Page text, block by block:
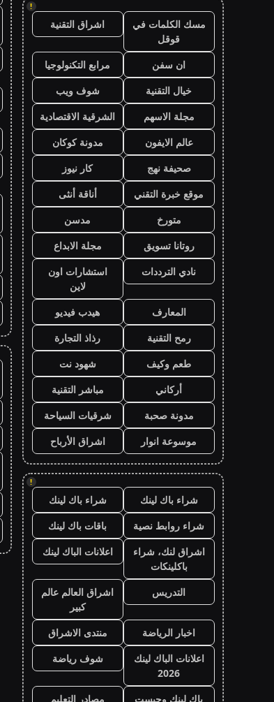
!
مسك الكلمات في
قوقل
اشراق التقنية
ان سفن
مرابع التكنولوجيا
خيال التقنية
شوف ويب
مجلة الاسهم
الشرقية الاقتصادية
عالم الايفون
مدونة كوكان
صحيفة نهج
كار نيوز
موقع خبرة التقني
أناقة أنثى
متورخ
مدسن
روتانا تسويق
مجلة الابداع
نادي الترددات
استشارات اون
لاين
المعارف
هيدب فيديو
رمح التقنية
رذاذ التجارة
طعم وكيف
شهود نت
أركاني
مباشر التقنية
مدونة صحبة
شرقيات السياحة
موسوعة انوار
اشراق الأرباح
!
شراء باك لينك
شراء باك لينك
شراء روابط نصية
باقات باك لينك
اشراق لنك، شراء
باكلينكات
اعلانات الباك لينك
التدريس
اشراق العالم عالم
كبير
اخبار الرياضة
منتدى الاشراق
اعلانات الباك لينك
2026
شوف رياضة
باك لينك وجيست
مصادر التعليم